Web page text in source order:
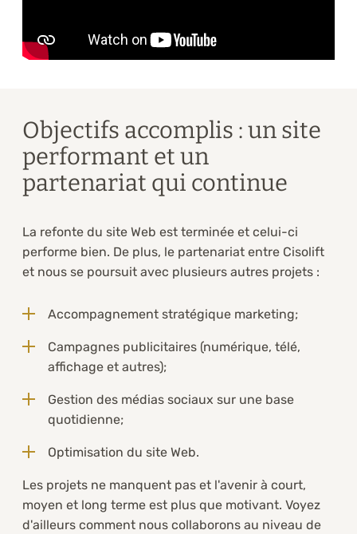
Objectifs accomplis : un site
performant et un
partenariat qui continue
La refonte du site Web est terminée et celui-ci
performe bien. De plus, le partenariat entre Cisolift
et nous se poursuit avec plusieurs autres projets :
Accompagnement stratégique marketing;
Campagnes publicitaires (numérique, télé,
affichage et autres);
Gestion des médias sociaux sur une base
quotidienne;
Optimisation du site Web.
Les projets ne manquent pas et l'avenir à court,
moyen et long terme est plus que motivant. Voyez
d'ailleurs comment nous collaborons au niveau de